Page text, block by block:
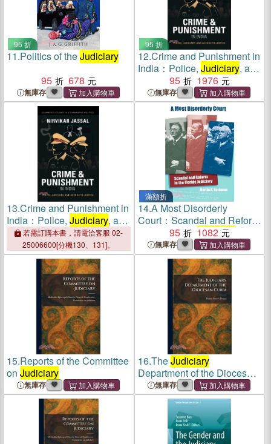
95 折
11.Politics of theJudiciary
95
678
無庫存
95 折
12.Crime and Punishment in
India：Police, Judiciary, and
Access to Justice
95 1976
無庫存
13.Crime and Punishment in
India：Police, Judiciary, and
Access to Justice
若需訂購本書，請電洽客服 02-
25006600[分機130、131]。
滿額折
14.A Most Disorderly
Court：Scandal and Reform
in the Florida Judiciary
95 1082
無庫存
15.Reports of the Committee
on Judiciary
無庫存
16.TheJudiciary
Department of the Diocesan
Curia無庫存